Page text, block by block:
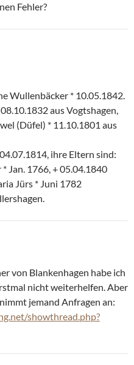
Fehler?
Wullenbäcker * 10.05.1842.
aus Vogtshagen,
(Düfel) * 11.10.1801 aus
ihre Eltern sind:
Jan. 1766, + 05.04.1840
Jürs * Juni 1782
von Blankenhagen habe ich
nicht weiterhelfen. Aber
jemand Anfragen an:
showthread.php?